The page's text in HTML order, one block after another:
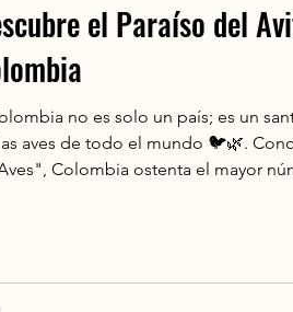
el Paraíso del
no es solo un país; es un
aves de todo el mundo 🐦🌿.
Colombia ostenta el mayor
destino de aviturismo,